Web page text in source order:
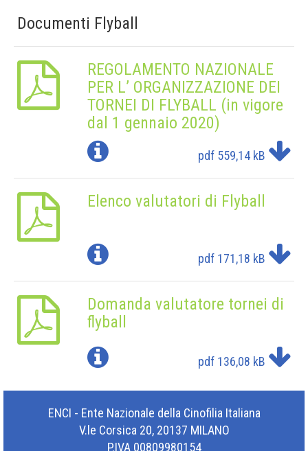
Documenti Flyball
REGOLAMENTO NAZIONALE
PER L’ ORGANIZZAZIONE DEI
TORNEI DI FLYBALL (in vigore
dal 1 gennaio 2020)
pdf 559,14 kB
Elenco valutatori di Flyball
pdf 171,18 kB
Domanda valutatore tornei di
flyball
pdf 136,08 kB
ENCI - Ente Nazionale della Cinofilia Italiana
V.le Corsica 20, 20137 MILANO
P.IVA 00809980154